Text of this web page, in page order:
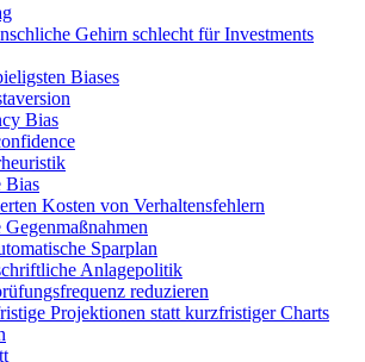
Gehirn schlecht für Investments
Biases
Bias
Bias
Kosten von Verhaltensfehlern
Sparplan
Anlagepolitik
reduzieren
Projektionen statt kurzfristiger Charts